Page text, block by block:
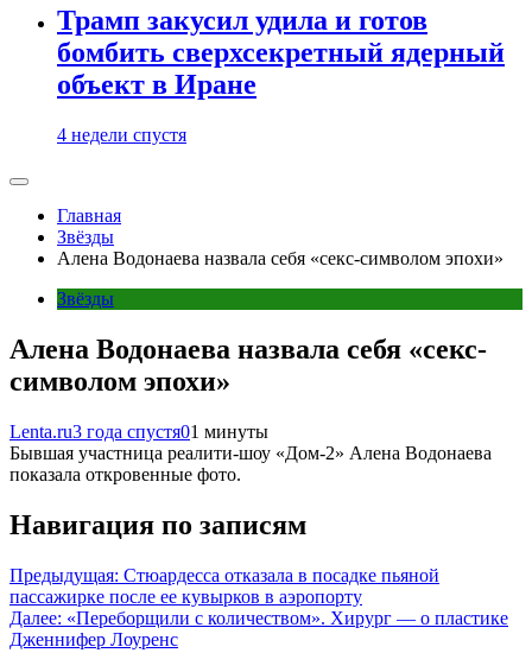
Трамп закусил удила и готов
бомбить сверхсекретный ядерный
объект в Иране
4 недели спустя
Главная
Звёзды
Алена Водонаева назвала себя «секс-символом эпохи»
Звёзды
Алена Водонаева назвала себя «секс-
символом эпохи»
Lenta.ru3 года спустя01 минуты
Бывшая участница реалити-шоу «Дом-2» Алена Водонаева
показала откровенные фото.
Навигация по записям
Предыдущая: Стюардесса отказала в посадке пьяной
пассажирке после ее кувырков в аэропорту
Далее: «Переборщили с количеством». Хирург — о пластике
Дженнифер Лоуренс